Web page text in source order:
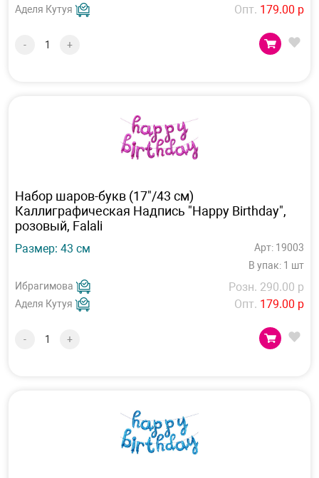
Аделя Кутуя
Опт. 179.00 р
- +
Набор шаров-букв (17"/43 см)
Каллиграфическая Надпись "Happy Birthday",
розовый, Falali
Размер: 43 см
Арт: 19003
В упак: 1 шт
Ибрагимова
Аделя Кутуя
Розн. 290.00 р
Опт. 179.00 р
- +